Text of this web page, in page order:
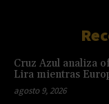
Cruz Azul analiza
Lira mientras
agosto 9, 2026